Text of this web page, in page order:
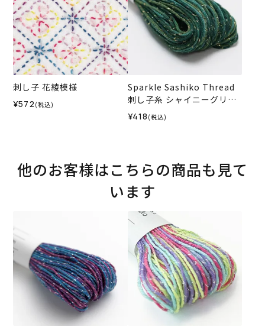
刺し子 花綾模様
¥572 (税込)
Sparkle Sashiko Thread
刺し子糸 シャイニーグリー
ン＜505＞
¥418 (税込)
他のお客様はこちらの商品も見て
います